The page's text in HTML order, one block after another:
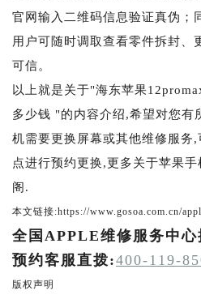
官网输入二维码信息验证真伪；
用户可随时调取查看零件拆封、
可信。
以上就是关于"海东苹果
多少钱 "的内容介绍,希望对您有
机需要更换屏幕或其他维修服务
点进行预约更换,更多关于苹果
阁.
本文链接:https://www.gosoa.com.cn/
全国APPLE维修服务中
预约客服直拨:400-119-
版权声明